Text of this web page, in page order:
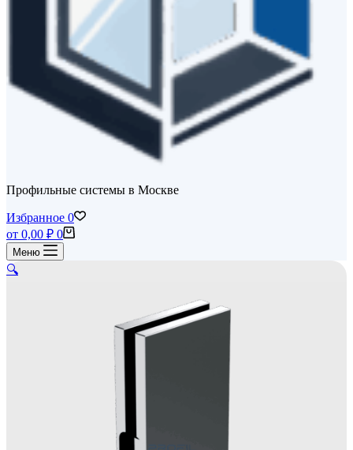
Профильные системы в Москве
Избранное 0
Корзина
от 0,00 ₽ 0
Меню
🔍